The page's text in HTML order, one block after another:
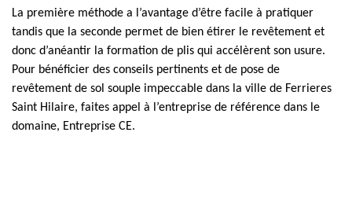
La première méthode a l’avantage d’être facile à pratiquer
tandis que la seconde permet de bien étirer le revêtement et
donc d’anéantir la formation de plis qui accélèrent son usure.
Pour bénéficier des conseils pertinents et de pose de
revêtement de sol souple impeccable dans la ville de Ferrieres
Saint Hilaire, faites appel à l’entreprise de référence dans le
domaine, Entreprise CE.